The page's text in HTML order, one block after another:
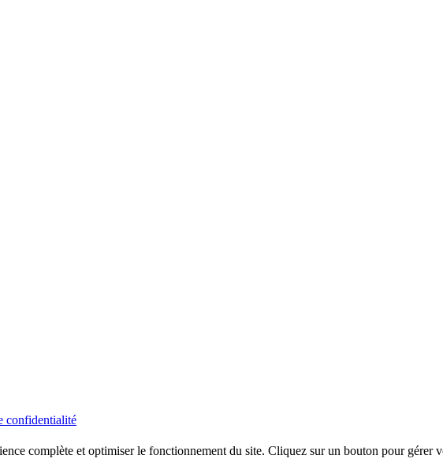
confidentialité
complète et optimiser le fonctionnement du site. Cliquez sur un bouton pour gérer